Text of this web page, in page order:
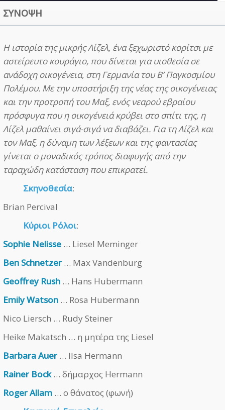
ΣΥΝΟΨΗ
Η ιστορία της μικρής Λίζελ, ένα ξεχωριστό κορίτσι με
αστείρευτο κουράγιο, που δίνεται για υιοθεσία σε
ανάδοχη οικογένεια, στη Γερμανία του Β’ Παγκοσμίου
Πολέμου. Με την υποστήριξη της νέας της οικογένειας
και την προτροπή του Μαξ, ενός νεαρού εβραίου
πρόσφυγα που η οικογένειά κρύβει στο σπίτι της, η
Λίζελ μαθαίνει σιγά-σιγά να διαβάζει. Για τη Λίζελ και
τον Μαξ, η δύναμη των λέξεων και της φαντασίας
γίνεται ο μοναδικός τρόπος διαφυγής από την
ταραχώδη κατάσταση που επικρατεί.
Σκηνοθεσία:
Brian Percival
Κύριοι Ρόλοι:
Sophie Nelisse … Liesel Meminger
Ben Schnetzer … Max Vandenburg
Geoffrey Rush … Hans Hubermann
Emily Watson … Rosa Hubermann
Nico Liersch … Rudy Steiner
Heike Makatsch … η μητέρα της Liesel
Barbara Auer … Ilsa Hermann
Rainer Bock… δήμαρχος Hermann
Roger Allam … ο θάνατος (φωνή)